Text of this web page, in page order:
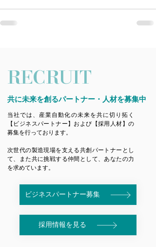
RECRUIT
共に未来を創るパートナー・人材を募集中
当社では、産業自動化の未来を共に切り拓く
【ビジネスパートナー】および【採用人材】の
募集を行っております。
次世代の製造現場を支える共創パートナーとし
て、また共に挑戦する仲間として、あなたの力
を求めています。
ビジネスパートナー募集
採用情報を見る